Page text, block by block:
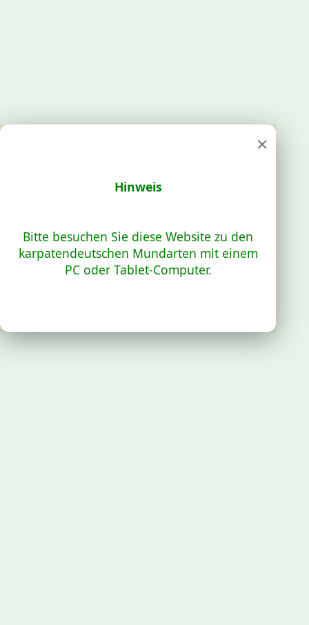
×
Hinweis
Bitte besuchen Sie diese Website zu den
karpatendeutschen Mundarten mit einem
PC oder Tablet-Computer.